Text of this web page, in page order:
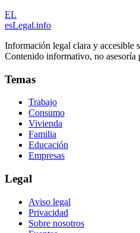
EL
esLegal.info
Información legal clara y accesible
Contenido informativo, no asesoría
Temas
Trabajo
Consumo
Vivienda
Familia
Educación
Empresas
Legal
Aviso legal
Privacidad
Sobre nosotros